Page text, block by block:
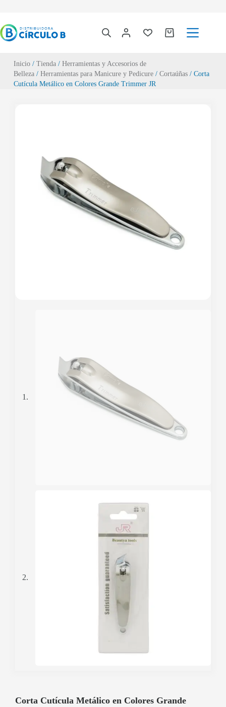
Inicio/ Tienda/ Herramientas y Accesorios de
Belleza/ Herramientas para Manicure y Pedicure/ Cortaúñas/ Corta
Cutícula Metálico en Colores Grande Trimmer JR
Corta Cutícula Metálico en Colores Grande